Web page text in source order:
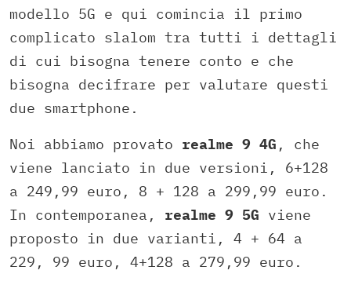
modello 5G e qui comincia il primo
complicato slalom tra tutti i dettagli
di cui bisogna tenere conto e che
bisogna decifrare per valutare questi
due smartphone.
Noi abbiamo provato realme 9 4G , che
viene lanciato in due versioni, 6+128
a 249,99 euro, 8 + 128 a 299,99 euro.
In contemporanea, realme 9 5G viene
proposto in due varianti, 4 + 64 a
229, 99 euro, 4+128 a 279,99 euro.